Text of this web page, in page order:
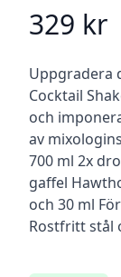
Product
329 kr
Beskrivning
Uppgradera
Cocktail
och
av
700 ml 2x
gaffel
och 30 ml
Rostfritt stål